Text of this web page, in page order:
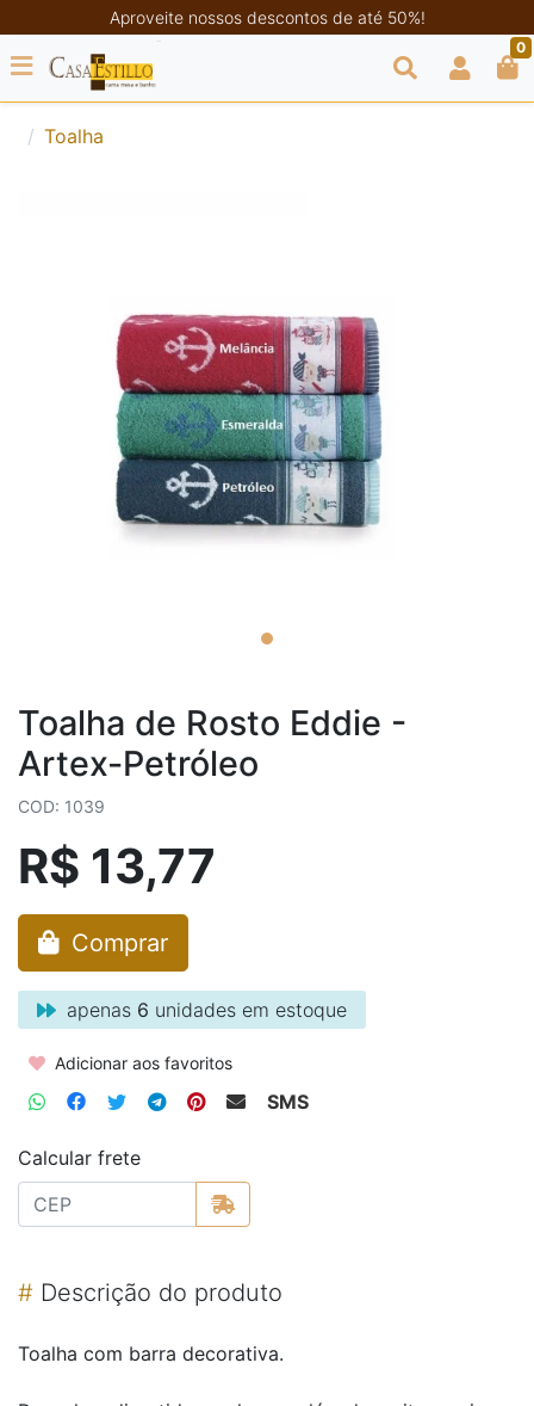
Aproveite nossos descontos de até 50%!
0
Toalha
Toalha de Rosto Eddie -
Artex-Petróleo
COD: 1039
R$ 13,77
Comprar
apenas 6 unidades em estoque
Adicionar aos favoritos
SMS
Calcular frete
# Descrição do produto
Toalha com barra decorativa.